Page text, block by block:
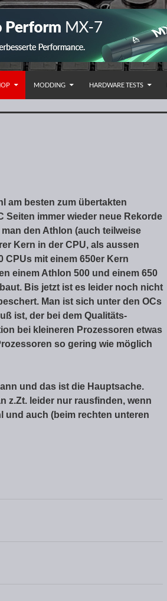
MODDING HARDWARE TESTS
am besten zum übertakten
Seiten immer wieder neue Rekorde
den Athlon (auch teilweise
Kern in der CPU, als aussen
CPUs mit einem 650er Kern
einem Athlon 500 und einem 650
Bis jetzt ist es leider noch nicht
Man ist sich unter den OCs
ist, der bei dem Qualitäts-
bei kleineren Prozessoren etwas
so gering wie möglich
und das ist die Hauptsache.
z.Zt. leider nur rausfinden, wenn
und auch (beim rechten unteren